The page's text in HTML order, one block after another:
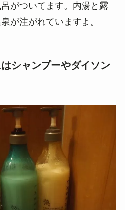
がついてます。内湯と露
が注がれていますよ。
シャンプーやダイソン